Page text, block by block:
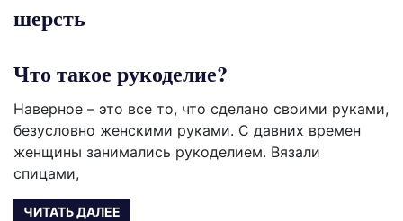
шерсть
Что такое рукоделие?
Наверное – это все то, что сделано своими руками,
безусловно женскими руками. С давних времен
женщины занимались рукоделием. Вязали
спицами,
ЧИТАТЬ ДАЛЕЕ